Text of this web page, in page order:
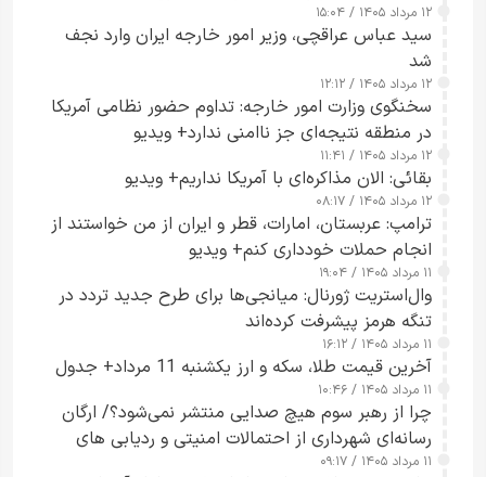
۱۲ مرداد ۱۴۰۵ / ۱۵:۰۴
سید عباس عراقچی، وزیر امور خارجه ایران وارد نجف
شد
۱۲ مرداد ۱۴۰۵ / ۱۲:۱۲
سخنگوی وزارت امور خارجه: تداوم حضور نظامی آمریکا
در منطقه نتیجه‌ای جز ناامنی ندارد+ ویدیو
۱۲ مرداد ۱۴۰۵ / ۱۱:۴۱
بقائی: الان مذاکره‌ای با آمریکا نداریم+ ویدیو
۱۲ مرداد ۱۴۰۵ / ۰۸:۱۷
ترامپ: عربستان، امارات، قطر و ایران از من خواستند از
انجام حملات خودداری کنم+ ویدیو
۱۱ مرداد ۱۴۰۵ / ۱۹:۰۴
وال‌استریت ژورنال: میانجی‌ها برای طرح جدید تردد در
تنگه هرمز پیشرفت کرده‌اند
۱۱ مرداد ۱۴۰۵ / ۱۶:۱۲
آخرین قیمت طلا، سکه و ارز یکشنبه 11 مرداد+ جدول
۱۱ مرداد ۱۴۰۵ / ۱۰:۴۶
چرا از رهبر سوم هیچ صدایی منتشر نمی‌شود؟/ ارگان
رسانه‌ای شهرداری از احتمالات امنیتی و ردیابی های
جاسوسی گفت
۱۱ مرداد ۱۴۰۵ / ۰۹:۱۷